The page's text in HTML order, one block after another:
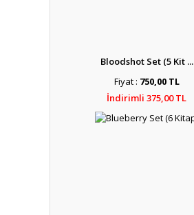
Bloodshot Set (5 Kit ...
Fiyat : 750,00 TL
İndirimli 375,00 TL